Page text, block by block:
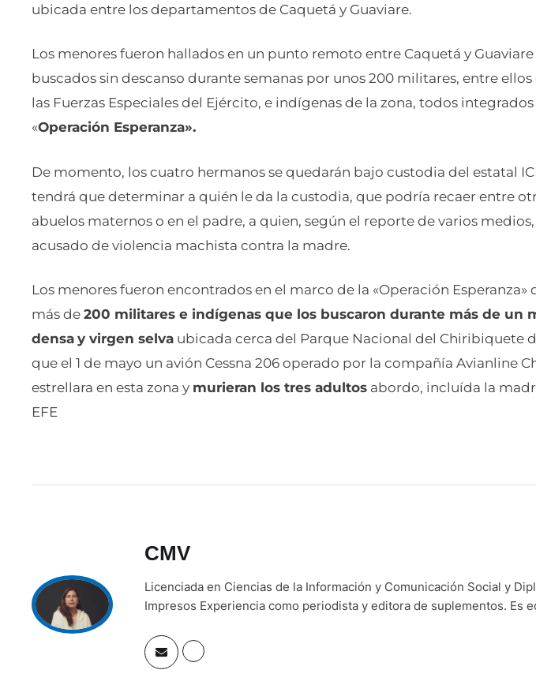
ubicada entre los departamentos de Caquetá y Guaviare.
Los menores fueron hallados en un punto remoto entre Caquetá y
buscados sin descanso durante semanas por unos 200 militares, entre
las Fuerzas Especiales del Ejército, e indígenas de la zona, todos integrados
«Operación Esperanza».
De momento, los cuatro hermanos se quedarán bajo custodia del estatal
tendrá que determinar a quién le da la custodia, que podría recaer entre
abuelos maternos o en el padre, a quien, según el reporte de varios
acusado de violencia machista contra la madre.
Los menores fueron encontrados en el marco de la «Operación Esperanza»
más de 200 militares e indígenas que los buscaron durante más de un
densa y virgen selva ubicada cerca del Parque Nacional del Chiribiquete
que el 1 de mayo un avión Cessna 206 operado por la compañía Avianline
estrellara en esta zona y murieran los tres adultos abordo, incluída la
EFE
CMV
Licenciada en Ciencias de la Información y Comunicación Social y
Impresos Experiencia como periodista y editora de suplementos. Es